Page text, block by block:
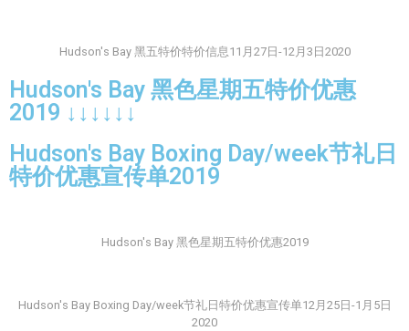
Hudson's Bay 黑五特价特价信息11月27日-12月3日2020
Hudson's Bay 黑色星期五特价优惠
2019 ↓↓↓↓↓↓
Hudson's Bay Boxing Day/week节礼日
特价优惠宣传单2019
Hudson's Bay 黑色星期五特价优惠2019
Hudson's Bay Boxing Day/week节礼日特价优惠宣传单12月25日-1月5日
2020